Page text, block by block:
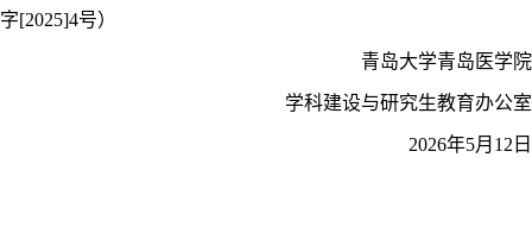
字[2025]4号）
青岛大学青岛医学院
学科建设与研究生教育办公室
2026年5月 12 日